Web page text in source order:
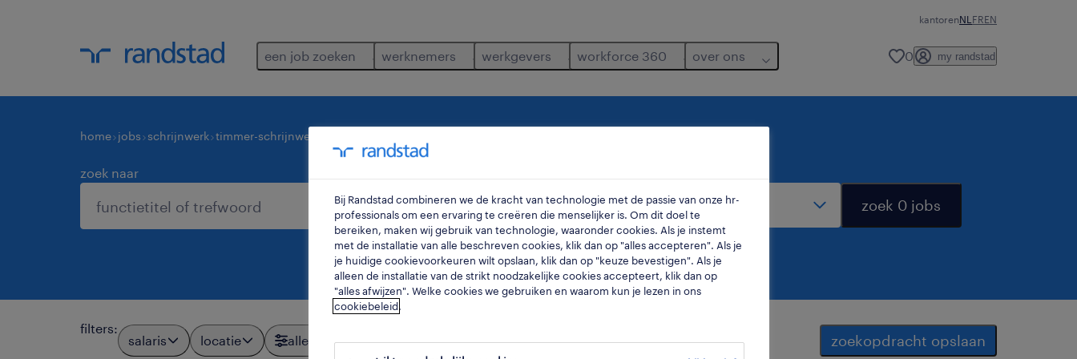
kantorenNL FREN
een job zoeken werknemers werkgevers workforce 360 over ons 0 my randstad
home jobs schrijnwerk timmer-schrijnwerkers
zoek naar
zoek 0 jobs
filters:
salaris locatie alle filters 2 zoekopdracht opslaan
Bij Randstad combineren we de kracht van technologie met de passie van onze hr-
professionals om een ervaring te creëren die menselijker is. Om dit doel te
bereiken, maken wij gebruik van technologie, waaronder cookies. Als je instemt
met de installatie van alle beschreven cookies, klik dan op "alles accepteren". Als je
je huidige cookievoorkeuren wilt opslaan, klik dan op "keuze bevestigen". Als je
alleen de installatie van de strikt noodzakelijke cookies accepteert, klik dan op
"alles afwijzen". Welke cookies we gebruiken en waarom kun je lezen in ons
cookiebeleid.